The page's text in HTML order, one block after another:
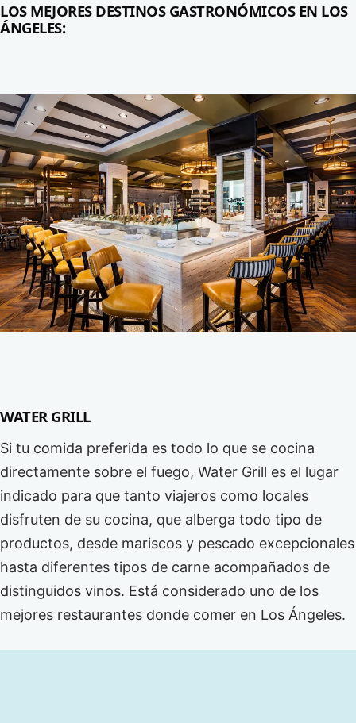
LOS MEJORES DESTINOS GASTRONÓMICOS EN LOS
ÁNGELES:
WATER GRILL
Si tu comida preferida es todo lo que se cocina
directamente sobre el fuego, Water Grill es el lugar
indicado para que tanto viajeros como locales
disfruten de su cocina, que alberga todo tipo de
productos, desde mariscos y pescado excepcionales
hasta diferentes tipos de carne acompañados de
distinguidos vinos. Está considerado uno de los
mejores restaurantes donde comer en Los Ángeles.